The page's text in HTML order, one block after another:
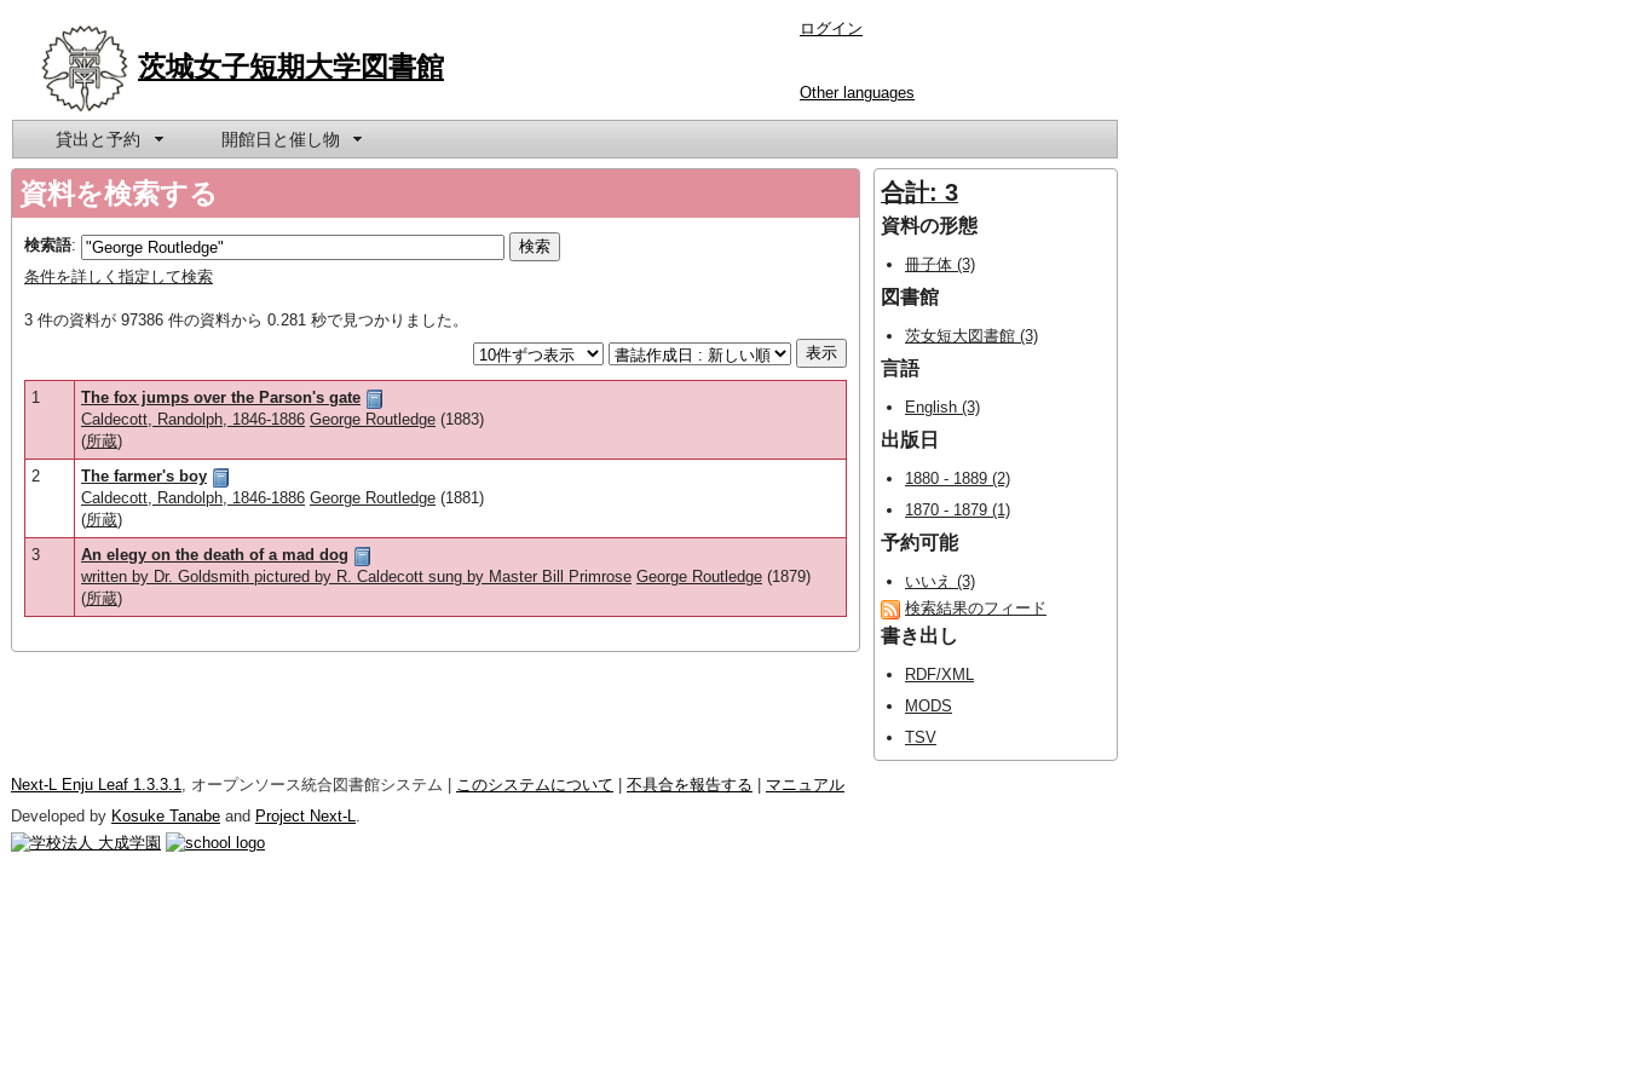
茨城女子短期大学図書館
ログイン
Other languages
貸出と予約 開館日と催し物
資料を検索する
検索語:
条件を詳しく指定して検索
3 件の資料が 97386 件の資料から 0.281 秒で見つかりました。
1
The fox jumps over the Parson's gate
Caldecott, Randolph, 1846-1886 George Routledge (1883)
(所蔵)
2
The farmer's boy
Caldecott, Randolph, 1846-1886 George Routledge (1881)
(所蔵)
3
An elegy on the death of a mad dog
written by Dr. Goldsmith pictured by R. Caldecott sung by Master Bill Primrose George Routledge (1879)
(所蔵)
合計: 3
資料の形態
冊子体 (3)
図書館
茨女短大図書館 (3)
言語
English (3)
出版日
1880 - 1889 (2)
1870 - 1879 (1)
予約可能
いいえ (3)
検索結果のフィード
書き出し
RDF/XML
MODS
TSV
Next-L Enju Leaf 1.3.3.1, オープンソース統合図書館システム | このシステムについて 不具合を報告する
マニュアル
Developed by Kosuke Tanabe and Project Next-L.